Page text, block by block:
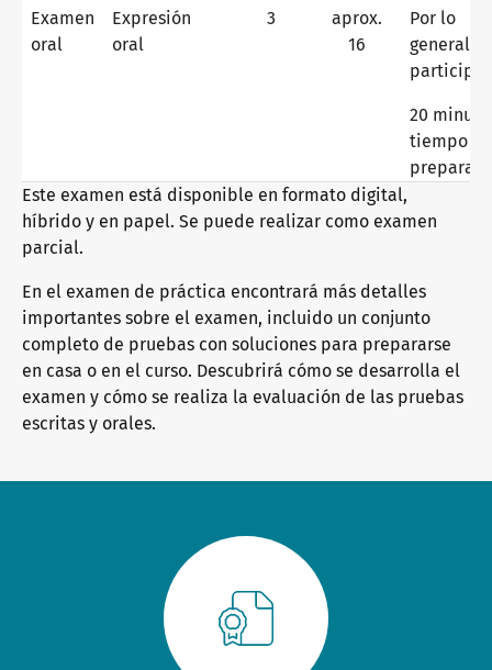
Alemán orientado a la integración
Alemán orientado a la práctica profesional
Aprendizaje del alemán con los libros de texto de telc
Alemán orientado a la educación superior
Paquetes informativos
Oferta de formación
Cualificaciones: examinar y evaluar
Eventos internos
Cualificación para responsables del examen
Formatos de formación
El futuro habla telc
telc en la prensa
Novedades
Ofertas de empleo
Contacto
TiendaCampus FormaciónComunidad
Examen
oral
Expresión
oral
3
aprox.
16
Por lo
general, 2
20
tiempo de
Este examen está disponible en formato digital,
híbrido y en papel. Se puede realizar como examen
parcial.
En el examen de práctica encontrará más detalles
importantes sobre el examen, incluido un conjunto
completo de pruebas con soluciones para prepararse
en casa o en el curso. Descubrirá cómo se desarrolla el
examen y cómo se realiza la evaluación de las pruebas
escritas y orales.